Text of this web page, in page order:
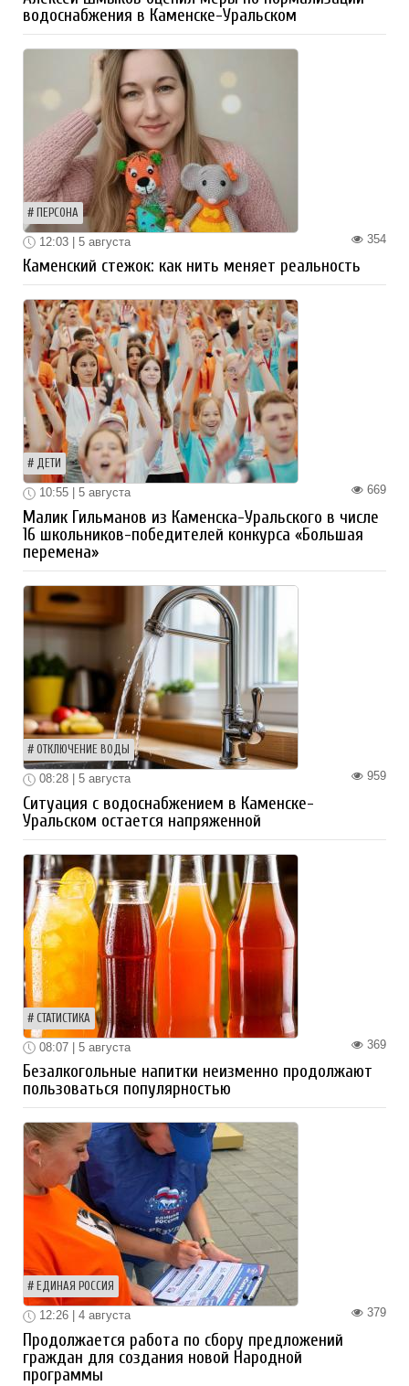
водоснабжения в Каменске-Уральском
ПЕРСОНА
354
12:03 | 5 августа
Каменский стежок: как нить меняет реальность
ДЕТИ
669
10:55 | 5 августа
Малик Гильманов из Каменска-Уральского в числе
16 школьников-победителей конкурса «Большая
перемена»
ОТКЛЮЧЕНИЕ ВОДЫ
959
08:28 | 5 августа
Ситуация с водоснабжением в Каменске-
Уральском остается напряженной
СТАТИСТИКА
369
08:07 | 5 августа
Безалкогольные напитки неизменно продолжают
пользоваться популярностью
ЕДИНАЯ РОССИЯ
379
12:26 | 4 августа
Продолжается работа по сбору предложений
граждан для создания новой Народной
программы